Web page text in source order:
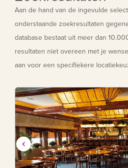
Aan de hand van de ingevulde
onderstaande zoekresultaten
database bestaat uit meer dan
resultaten niet overeen met je
aan voor een specifiekere